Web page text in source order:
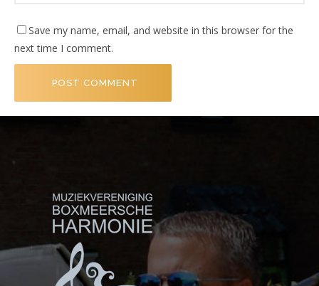
Save my name, email, and website in this browser for the
next time I comment.